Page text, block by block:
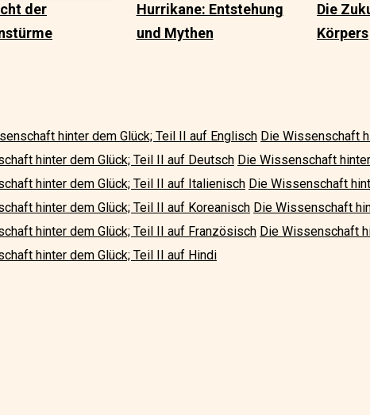
der
Hurrikane: Entstehung
und Mythen
Die
Körpers
hinter dem Glück; Teil II auf Englisch Die Wissenschaft
hinter dem Glück; Teil II auf Deutsch Die Wissenschaft
hinter dem Glück; Teil II auf Italienisch Die Wissenschaft
hinter dem Glück; Teil II auf Koreanisch Die Wissenschaft
hinter dem Glück; Teil II auf Französisch Die Wissenschaft
hinter dem Glück; Teil II auf Hindi